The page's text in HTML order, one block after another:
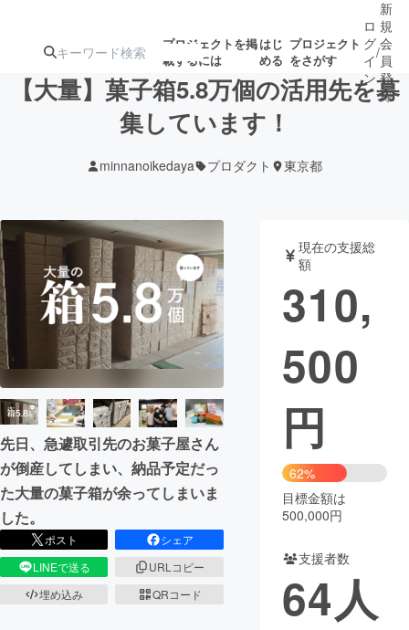
プロジェクトを掲
載するには
はじ
める
プロジェクト
をさがす
ターン
注目の新着プロ
ジェクト
募集終了が近いプ
ロジェクト
アート・写真 音楽
テクノロジー・ガジェット ゲーム・サ
映像・映画
ビジネス・起業
まちづくり・地域活性化
CAMPFIRE for Social Good
CAMPFIRE Creation
CAMPFIREふるさと納税machi-ya コミュニティ
ロ
グ
イ
ン
/
新
規
会
員
登
録
【大量】菓子箱5.8万個の活用先を募
集しています！
minnanoikedaya プロダクト 東京都
先日、急遽取引先のお菓子屋さん
が倒産してしまい、納品予定だっ
た大量の菓子箱が余ってしまいま
した。
ポスト
シェア
LINEで送る
URLコピー
埋め込み
QRコード
現在の支援総
額
310,
500
円
62%
目標金額は
500,000円
支援者数
64人